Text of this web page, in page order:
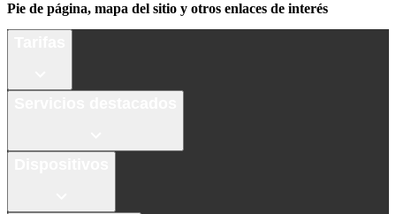
Pie de página, mapa del sitio y otros enlaces de interés